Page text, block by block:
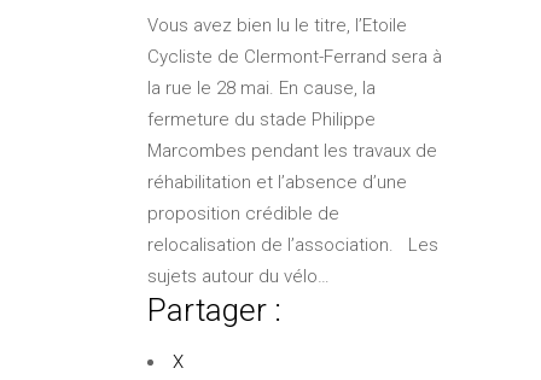
Vous avez bien lu le titre, l’Etoile
Cycliste de Clermont-Ferrand sera à
la rue le 28 mai. En cause, la
fermeture du stade Philippe
Marcombes pendant les travaux de
réhabilitation et l’absence d’une
proposition crédible de
relocalisation de l’association. Les
sujets autour du vélo…
Partager :
X